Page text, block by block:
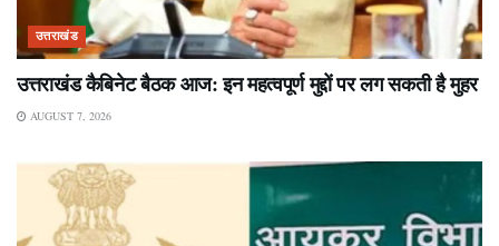
उत्तराखंड
उत्तराखंड कैबिनेट बैठक आज: इन महत्वपूर्ण मुद्दों पर लग सकती है मुहर
AUGUST 7, 2026